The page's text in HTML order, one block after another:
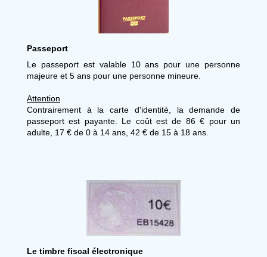
Passeport
Le passeport est valable 10 ans pour une personne
majeure et 5 ans pour une personne mineure.
Attention
Contrairement à la carte d'identité, la demande de
passeport est payante. Le coût est de 86 € pour un
adulte, 17 € de 0 à 14 ans, 42 € de 15 à 18 ans.
Le timbre fiscal électronique